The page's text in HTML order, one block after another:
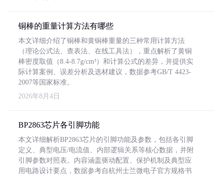
铜棒的重量计算方法有哪些
本文详细介绍了铜棒和黄铜棒重量的三种常用计算方法
（理论公式法、查表法、在线工具法），重点解析了黄铜
棒密度取值（8.4-8.7g/cm³）和计算公式的差异，并提供实
际计算案例、误差分析及选材建议，数据参考GB/T 4423-
2007等国家标准。
2026年8月4日
BP2863芯片各引脚功能
本文详细解析BP2863芯片的引脚功能及参数，包括各引脚
定义、典型电压/电流值、内部逻辑关系等核心数据，并附
引脚参数对照表。内容涵盖驱动配置、保护机制及典型应
用电路设计要点，数据参考自杭州士兰微电子官方规格书